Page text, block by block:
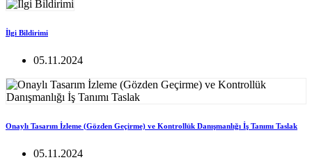
İlgi Bildirimi
05.11.2024
Onaylı Tasarım İzleme (Gözden Geçirme) ve Kontrollük Danışmanlığı İş Tanımı Taslak
05.11.2024